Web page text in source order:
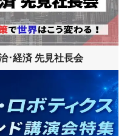
･経済 先見社長会